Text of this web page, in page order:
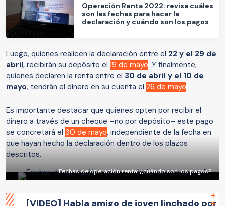
Operación Renta 2022: revisa cuáles
son las fechas para hacer la
declaración y cuándo son los pagos
Luego, quienes realicen la declaración entre el 22 y el 29 de
abril, recibirán su depósito el 19 de mayo. Y finalmente,
quienes declaren la renta entre el 30 de abril y el 10 de
mayo, tendrán el dinero en su cuenta el 26 de mayo.
Es importante destacar que quienes opten por recibir el
dinero a través de un cheque –no por depósito– este pago
se concretará el 30 de mayo, independiente de la fecha en
que hayan hecho la declaración dentro de los plazos
descritos.
Fechas de operación renta: ¿cuándo son los pagos?
[VIDEO] Habla amigo de joven linchado por